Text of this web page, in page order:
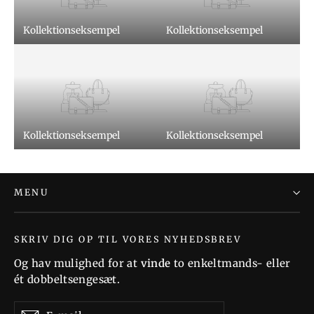
Kollektionseksempel Kollektionseksempel
Kollektionseksempel Kollektionseksempel
MENU
SKRIV DIG OP TIL VORES NYHEDSBREV
Og hav mulighed for at vinde to enkeltmands- eller
ét dobbeltsengesæt.
E-